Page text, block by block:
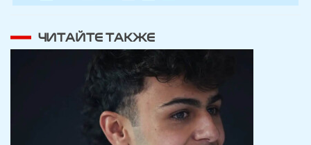
ЧИТАЙТЕ ТАКЖЕ